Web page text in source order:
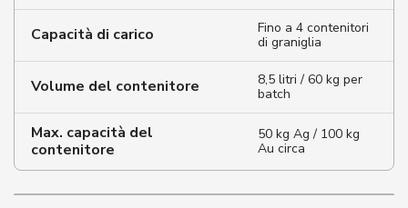
Capacità di carico
Fino a 4 contenitori
di graniglia
Volume del contenitore
8,5 litri / 60 kg per
batch
Max. capacità del
contenitore
50 kg Ag / 100 kg
Au circa